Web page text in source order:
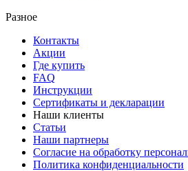
Разное
Контакты
Акции
Где купить
FAQ
Инструкции
Сертификаты и декларации
Наши клиенты
Статьи
Наши партнеры
Согласие на обработку
Политика конфиденциальности